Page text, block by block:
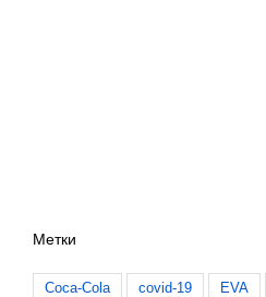
Метки
Coca-Cola covid-19 EVA